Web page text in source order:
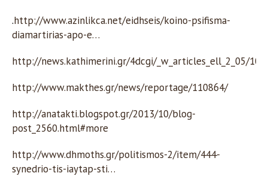
.http://www.azinlikca.net/eidhseis/koino-psifisma-
diamartirias-apo-e…
http://news.kathimerini.gr/4dcgi/_w_articles_ell_2_05/10/
http://www.makthes.gr/news/reportage/110864/
http://anatakti.blogspot.gr/2013/10/blog-
post_2560.html#more
http://www.dhmoths.gr/politismos-2/item/444-
synedrio-tis-iaytap-sti…